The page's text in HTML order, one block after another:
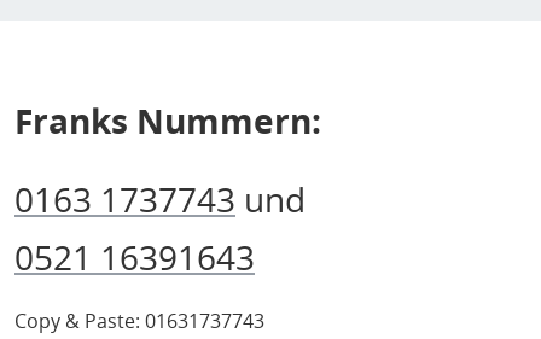
Franks Nummern:
0163 1737743 und
0521 16391643
Copy & Paste: 01631737743